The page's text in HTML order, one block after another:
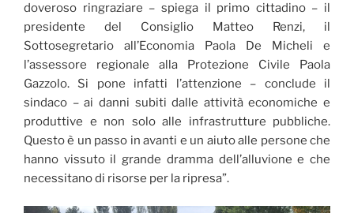
doveroso ringraziare – spiega il primo cittadino – il
presidente del Consiglio Matteo Renzi, il
Sottosegretario all’Economia Paola De Micheli e
l’assessore regionale alla Protezione Civile Paola
Gazzolo. Si pone infatti l’attenzione – conclude il
sindaco – ai danni subiti dalle attività economiche e
produttive e non solo alle infrastrutture pubbliche.
Questo è un passo in avanti e un aiuto alle persone che
hanno vissuto il grande dramma dell’alluvione e che
necessitano di risorse per la ripresa”.